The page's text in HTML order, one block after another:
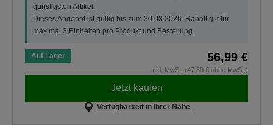
günstigsten Artikel.
Dieses Angebot ist gültig bis zum 30.08.2026. Rabatt gilt für
maximal 3 Einheiten pro Produkt und Bestellung.
Auf Lager 56,99 €
inkl. MwSt. (47,89 € ohne MwSt.)
Jetzt kaufen
Verfügbarkeit in Ihrer Nähe